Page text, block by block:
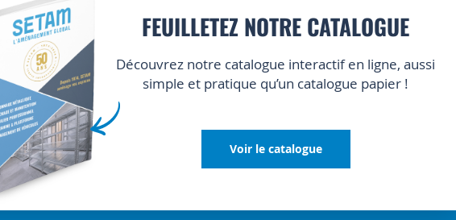
FEUILLETEZ NOTRE CATALOGUE
Découvrez notre catalogue interactif en ligne, aussi
simple et pratique qu’un catalogue papier !
Voir le catalogue